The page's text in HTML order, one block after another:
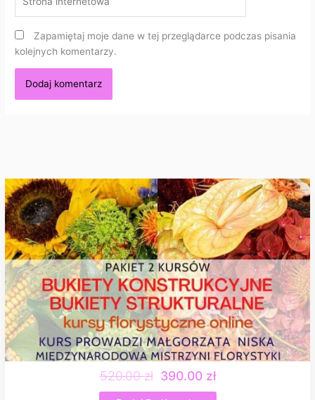
internetowa
Zapamiętaj moje dane w tej przeglądarce podczas pisania
kolejnych komentarzy.
520.00 zł 390.00 zł